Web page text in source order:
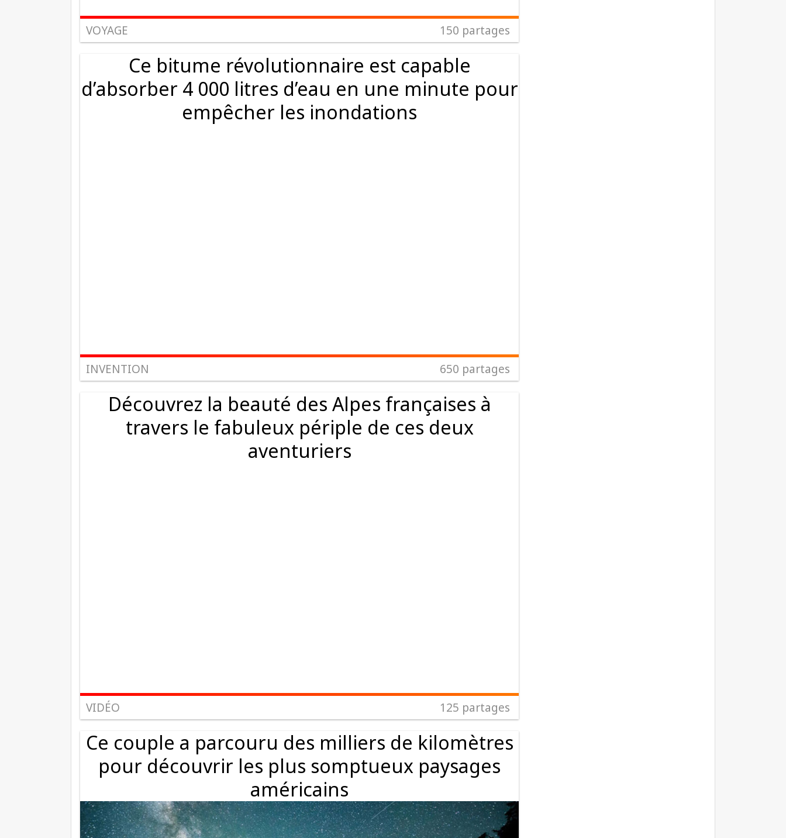
VOYAGE 150 partages
Ce bitume révolutionnaire est capable
d’absorber 4 000 litres d’eau en une minute pour
empêcher les inondations
INVENTION 650 partages
Découvrez la beauté des Alpes françaises à
travers le fabuleux périple de ces deux
aventuriers
VIDÉO 125 partages
Ce couple a parcouru des milliers de kilomètres
pour découvrir les plus somptueux paysages
américains